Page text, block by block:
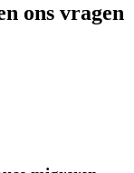
ons vragen